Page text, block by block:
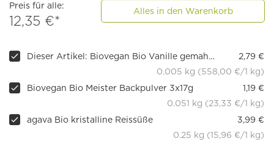
Preis für alle:
12,35 €*
Alles in den Warenkorb
Dieser Artikel: Biovegan Bio Vanille gemahlen
2,79 €
0.005 kg (558,00 €/1 kg)
Biovegan Bio Meister Backpulver 3x17g
1,19 €
0.051 kg (23,33 €/1 kg)
agava Bio kristalline Reissüße
3,99 €
0.25 kg (15,96 €/1 kg)